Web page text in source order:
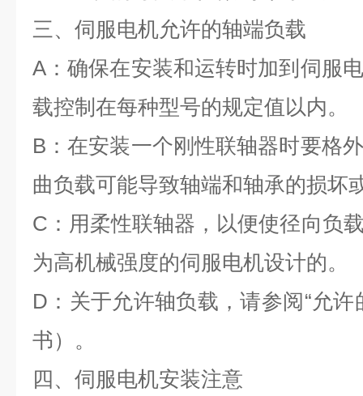
三、伺服电机允许的轴端负载
A ：确保在安装和运转时加到伺服
载控制在每种型号的规定值以内
B ：在安装一个刚性联轴器时要格
曲负载可能导致轴端和轴承的损
C ：用柔性联轴器，以便使径向负
为高机械强度的伺服电机设计的
D ：关于允许轴负载，请参阅“允
书）。
四、伺服电机安装注意